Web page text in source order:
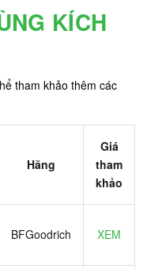
KÍCH
tham khảo thêm các
Hãng
Giá
tham
khảo
BFGoodrich XEM